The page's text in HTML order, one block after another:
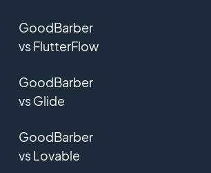
GoodBarber
vs FlutterFlow
GoodBarber
vs Glide
GoodBarber
vs Lovable